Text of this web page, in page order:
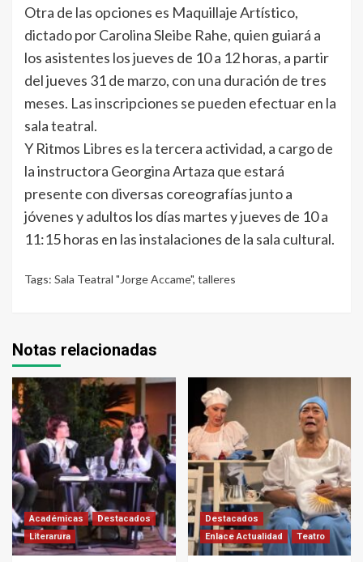
Otra de las opciones es Maquillaje Artístico,
dictado por Carolina Sleibe Rahe, quien guiará a
los asistentes los jueves de 10 a 12 horas, a partir
del jueves 31 de marzo, con una duración de tres
meses. Las inscripciones se pueden efectuar en la
sala teatral.
Y Ritmos Libres es la tercera actividad, a cargo de
la instructora Georgina Artaza que estará
presente con diversas coreografías junto a
jóvenes y adultos los días martes y jueves de 10 a
11:15 horas en las instalaciones de la sala cultural.
Tags: Sala Teatral "Jorge Accame", talleres
Notas relacionadas
Académicas
Destacados
Literarura
Destacados
Enlace Actualidad
Teatro